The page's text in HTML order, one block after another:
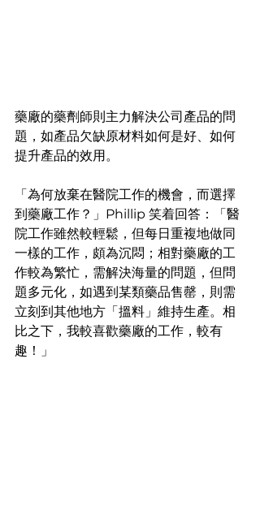
藥廠的藥劑師則主力解決公司產品的問
題，如產品欠缺原材料如何是好、如何
提升產品的效用。
「為何放棄在醫院工作的機會，而選擇
到藥廠工作？」Phillip 笑着回答：「醫
院工作雖然較輕鬆，但每日重複地做同
一樣的工作，頗為沉悶；相對藥廠的工
作較為繁忙，需解決海量的問題，但問
題多元化，如遇到某類藥品售罄，則需
立刻到其他地方「搵料」維持生產。相
比之下，我較喜歡藥廠的工作，較有
趣！」